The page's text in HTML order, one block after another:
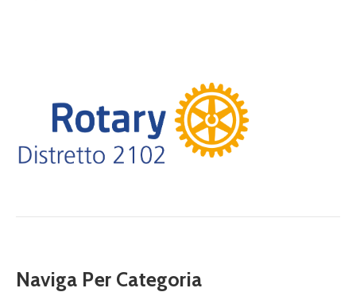
Naviga Per Categoria